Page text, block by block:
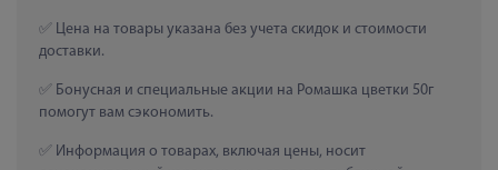
Цена на товары указана без учета скидок и стоимости
доставки.
Бонусная и специальные акции на Ромашка цветки 50г
помогут вам сэкономить.
Информация о товарах, включая цены, носит